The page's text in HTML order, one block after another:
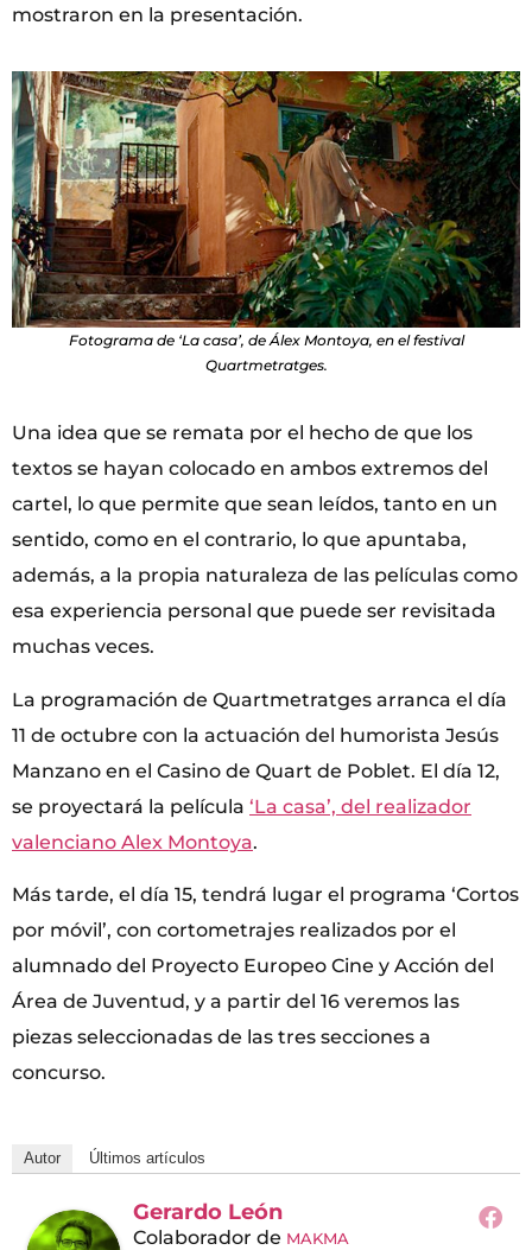
mostraron en la presentación.
Fotograma de ‘La casa’, de Álex Montoya, en el festival
Quartmetratges.
Una idea que se remata por el hecho de que los
textos se hayan colocado en ambos extremos del
cartel, lo que permite que sean leídos, tanto en un
sentido, como en el contrario, lo que apuntaba,
además, a la propia naturaleza de las películas como
esa experiencia personal que puede ser revisitada
muchas veces.
La programación de Quartmetratges arranca el día
11 de octubre con la actuación del humorista Jesús
Manzano en el Casino de Quart de Poblet. El día 12,
se proyectará la película ‘La casa’, del realizador
valenciano Alex Montoya.
Más tarde, el día 15, tendrá lugar el programa ‘Cortos
por móvil’, con cortometrajes realizados por el
alumnado del Proyecto Europeo Cine y Acción del
Área de Juventud, y a partir del 16 veremos las
piezas seleccionadas de las tres secciones a
concurso.
Autor Últimos artículos
Gerardo León
Colaborador de MAKMA